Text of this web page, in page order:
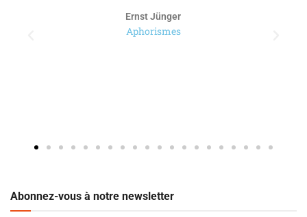
Ernst Jünger
Aphorismes
Abonnez-vous à notre newsletter